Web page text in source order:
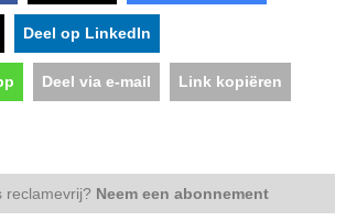
Deel op LinkedIn
Deel via e-mail Link kopiëren
reclamevrij? Neem een abonnement